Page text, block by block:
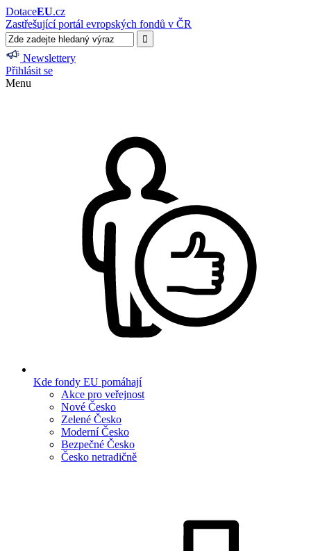
DotaceEU.cz
Zastřešující portál evropských fondů v ČR
Newslettery
Přihlásit se
Menu
Kde fondy EU pomáhají
Akce pro veřejnost
Nové Česko
Zelené Česko
Moderní Česko
Bezpečné Česko
Česko netradičně